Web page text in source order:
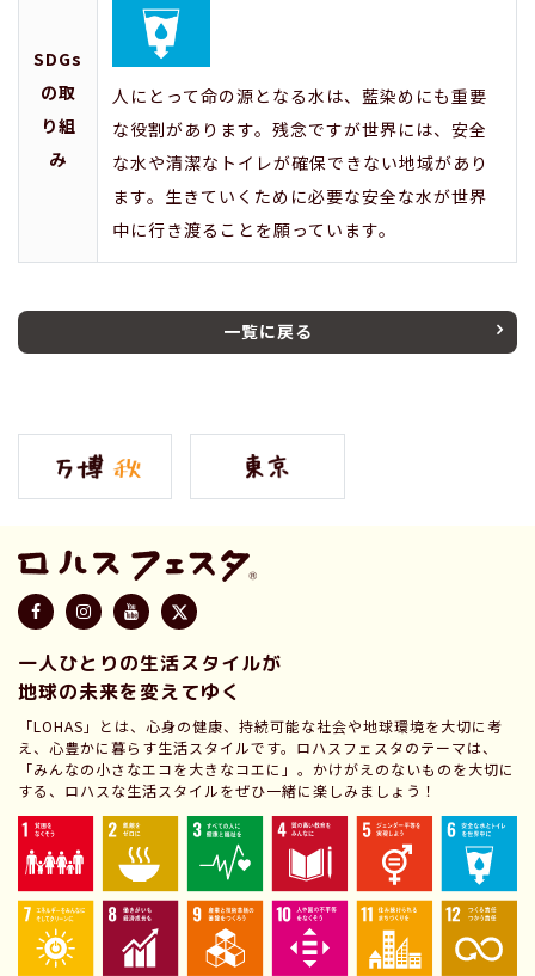
SDGs
の取
り組
み
人にとって命の源となる水は、藍染めにも重要
な役割があります。残念ですが世界には、安全
な水や清潔なトイレが確保できない地域があり
ます。生きていくために必要な安全な水が世界
中に行き渡ることを願っています。
一覧に戻る
一人ひとりの生活スタイルが
地球の未来を変えてゆく
「LOHAS」とは、心身の健康、持続可能な社会や地球環境を大切に考
え、心豊かに暮らす生活スタイルです。ロハスフェスタのテーマは、
「みんなの小さなエコを大きなコエに」。かけがえのないものを大切に
する、ロハスな生活スタイルをぜひ一緒に楽しみましょう！